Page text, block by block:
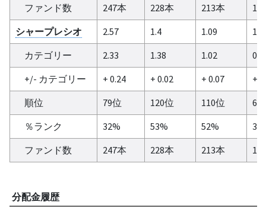
ファンド数 247本 228本 213本
シャープレシオ
2.57 1.4 1.09
カテゴリー
2.33 1.38 1.02
+/- カテゴリー
+ 0.24 + 0.02 + 0.07
+
順位
79位 120位 110位
60
％ランク
32% 53% 52%
ファンド数
247本 228本 213本
分配金履歴